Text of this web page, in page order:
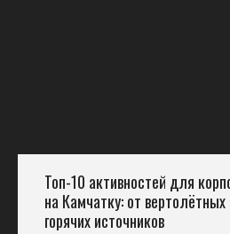
Топ-10 активностей для
на Камчатку: от
горячих источников